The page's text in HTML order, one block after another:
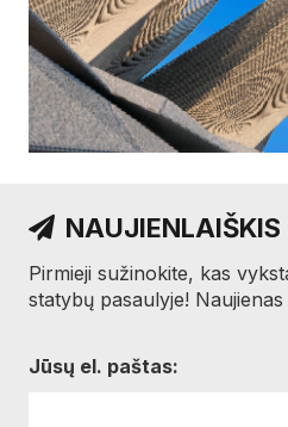
NAUJIENLAIŠKIS
Pirmieji sužinokite, kas
statybų pasaulyje!
Jūsų el. paštas: